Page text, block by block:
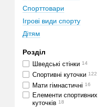
Спорттовари
Ігрові види спорту
Дітям
Розділ
Шведські стінки 14
Спортивні куточки 122
Мати гімнастичні 16
Елементи спортивних
куточків 18